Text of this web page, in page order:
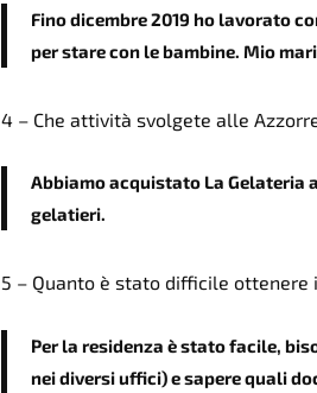
Fino dicembre 2019 ho lavorato
per stare con le bambine. Mio
4 – Che attività svolgete alle
Abbiamo acquistato La Gelateria
gelatieri.
5 – Quanto è stato difficile ottenere
Per la residenza è stato facile,
nei diversi uffici) e sapere quali